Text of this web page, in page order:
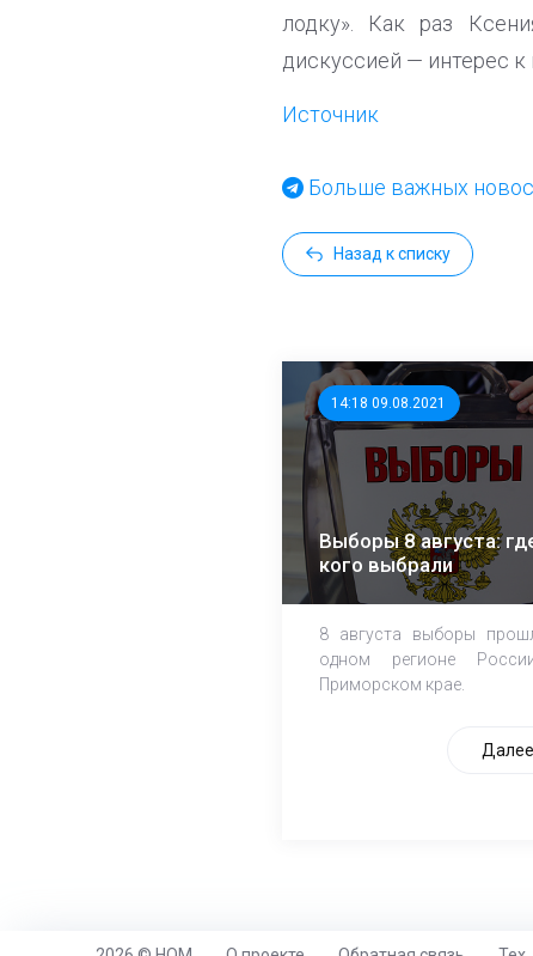
лодку». Как раз
дискуссией — интерес к
Источник
Больше важных
Назад к списку
14:18 09.08.2021
Выборы 8 августа:
кого выбрали
8 августа выборы
одном регионе
Приморском крае.
Далее